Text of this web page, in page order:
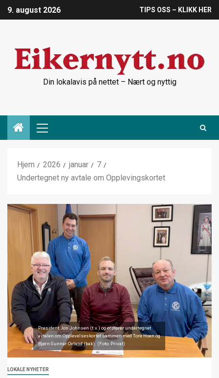
9. august 2026 TIPS OSS – KLIKK HER
Din lokalavis på nettet – Nært og nyttig
Hjem 2026 januar
7
Undertegnet ny avtale om Opplevingskortet
President Jon Johnsen (t.v.) og ordfører undertegnet
avtalen om Opplevelseskortet sammen med Tore Hoen og
Bjørn Gunnar Ovland (bak). (Foto: Privat)
LOKALE NYHETER